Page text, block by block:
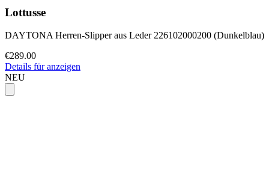
Lottusse
DAYTONA Herren-Slipper aus Leder 226102000200 (Dunkelblau)
€289.00
Details für anzeigen
NEU